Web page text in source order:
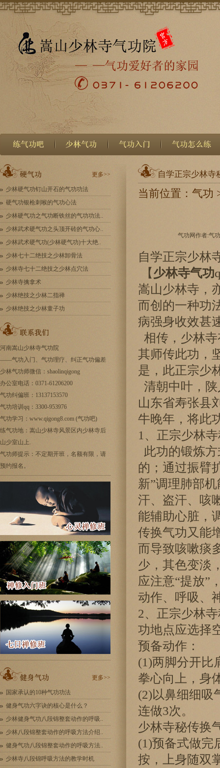
更多>>
少林硬气功钉山开石的气功功法
硬气功银枪刺喉的气功心法
少林硬气功之气功断铁丝的气功功法..
少林武术硬气功之头顶开砖的气功心..
少林武术硬气功(少林硬气功)十大绝..
少林七十二绝技之少林卸骨法
少林寺七十二绝技之少林点穴法
少林寺擒拿术
少林绝技之少林二指禅
少林绝技之少林童子功
河南嵩山少林寺气功院
——气功入门 、气功理疗、纠正气功偏差
少林气功师微信：shaolinqigong
办公室电话：0371-61206200
气功纠偏班：13137153570
气功培训qq：3300-953976
气功学习：www.qigong8.com (气功吧)
练气功地：嵩山少林寺风景区内少林寺后
山少室山上.
气功师提示：不定期开班，名额有限，请
预约报名。
更多>>
国家承认的10种气功功法
健身气功六字诀的核心是什么？
少林健身气功八段锦整套动作的呼吸..
少林八段锦整套动作的呼吸方法介绍..
健身气功八段锦整套动作的呼吸方法..
少林寺八段锦呼吸方法的教学时机
自学正宗少林寺
当前位置： 气功
气功网作者:气
自学正宗少林
【 少林寺气功
嵩山少林寺，
而创的一种功
病强身收效甚
相传，少林
其师传此功，
是，此正宗少
清朝中叶，
山东省寿张县
牛晚年，将此
1、正宗少林
此功的锻炼
的；通过振臂
新”调理肺部
汗、盗汗、咳
能辅助心脏，
传换气功又能
而导致咳嗽痰
少，其色变淡
应注意“提放”
动作、呼吸、
2、正宗少林
功地点应选择
预备动作：
(1)两脚分开比
拳心向上，身
(2)以鼻细细吸
连做3次。
少林寺秘传
(1)预备式做完
按，上身随双